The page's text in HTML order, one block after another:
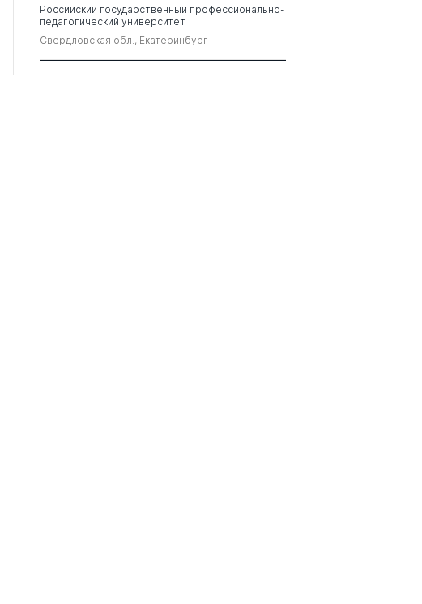
Российский государственный профессионально-
педагогический университет
Свердловская обл., Екатеринбург